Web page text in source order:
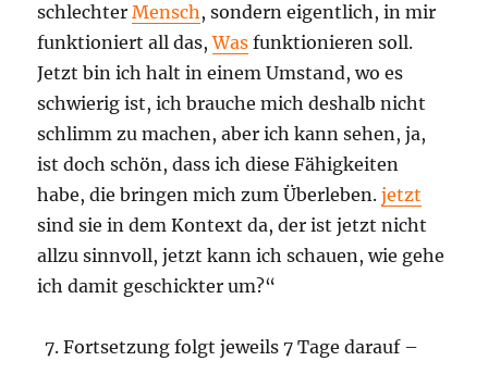
schlechterMensch, sondern eigentlich, in mir
funktioniert all das,Was funktionieren soll.
Jetzt bin ich halt in einem Umstand, wo es
schwierig ist, ich brauche mich deshalb nicht
schlimm zu machen, aber ich kann sehen, ja,
ist doch schön, dass ich diese Fähigkeiten
habe, die bringen mich zum Überleben.jetzt
sind sie in dem Kontext da, der ist jetzt nicht
allzu sinnvoll, jetzt kann ich schauen, wie gehe
ich damit geschickter um?“
Fortsetzung folgt jeweils 7 Tage darauf –